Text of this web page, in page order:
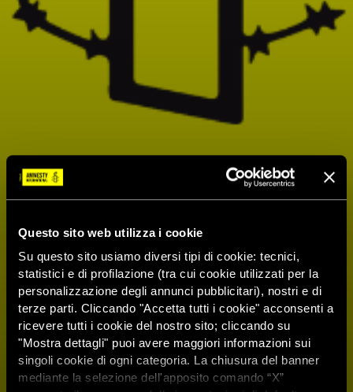
Questo sito web utilizza i cookie
Su questo sito usiamo diversi tipi di cookie: tecnici,
statistici e di profilazione (tra cui cookie utilizzati per la
personalizzazione degli annunci pubblicitari), nostri e di
terze parti. Cliccando "Accetta tutti i cookie" acconsenti a
ricevere tutti i cookie del nostro sito; cliccando su
"Mostra dettagli" puoi avere maggiori informazioni sui
singoli cookie di ogni categoria. La chiusura del banner
mediante la selezione dell'apposito comando “X”